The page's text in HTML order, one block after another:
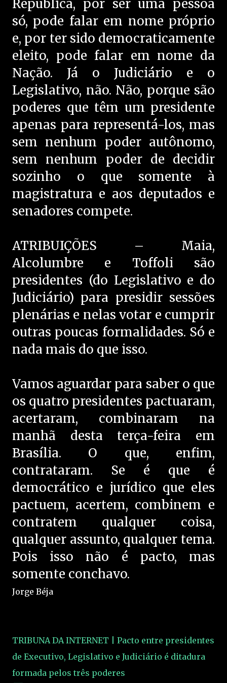
República, por ser uma pessoa
só, pode falar em nome próprio
e, por ter sido democraticamente
eleito, pode falar em nome da
Nação. Já o Judiciário e o
Legislativo, não. Não, porque são
poderes que têm um presidente
apenas para representá-los, mas
sem nenhum poder autônomo,
sem nenhum poder de decidir
sozinho o que somente à
magistratura e aos deputados e
senadores compete.
ATRIBUIÇÕES – Maia,
Alcolumbre e Toffoli são
presidentes (do Legislativo e do
Judiciário) para presidir sessões
plenárias e nelas votar e cumprir
outras poucas formalidades. Só e
nada mais do que isso.
Vamos aguardar para saber o que
os quatro presidentes pactuaram,
acertaram, combinaram na
manhã desta terça-feira em
Brasília. O que, enfim,
contrataram. Se é que é
democrático e jurídico que eles
pactuem, acertem, combinem e
contratem qualquer coisa,
qualquer assunto, qualquer tema.
Pois isso não é pacto, mas
somente conchavo.
Jorge Béja
TRIBUNA DA INTERNET | Pacto entre presidentes
de Executivo, Legislativo e Judiciário é ditadura
formada pelos três poderes